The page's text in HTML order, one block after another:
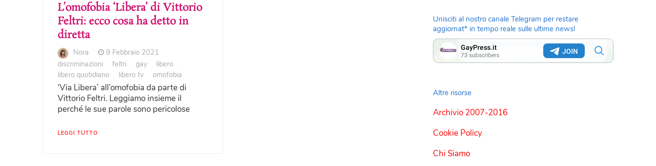
L’omofobia ‘Libera’ di Vittorio
Feltri: ecco cosa ha detto in
diretta
Nora
9 Febbraio 2021
discriminazioni
feltri gay
libero
libero quotidiano
libero tv omofobia
‘Via Libera’ all’omofobia da parte di
Vittorio Feltri. Leggiamo insieme il
perché le sue parole sono pericolose
LEGGI TUTTO
Unisciti al nostro canale Telegram per restare
aggiornat* in tempo reale sulle ultime news!
Altre risorse
Archivio 2007-2016
Cookie Policy
Chi Siamo